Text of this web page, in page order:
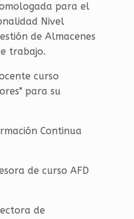
para el
Nivel
de Almacenes
trabajo.
curso
para su
Continua
de curso AFD
de